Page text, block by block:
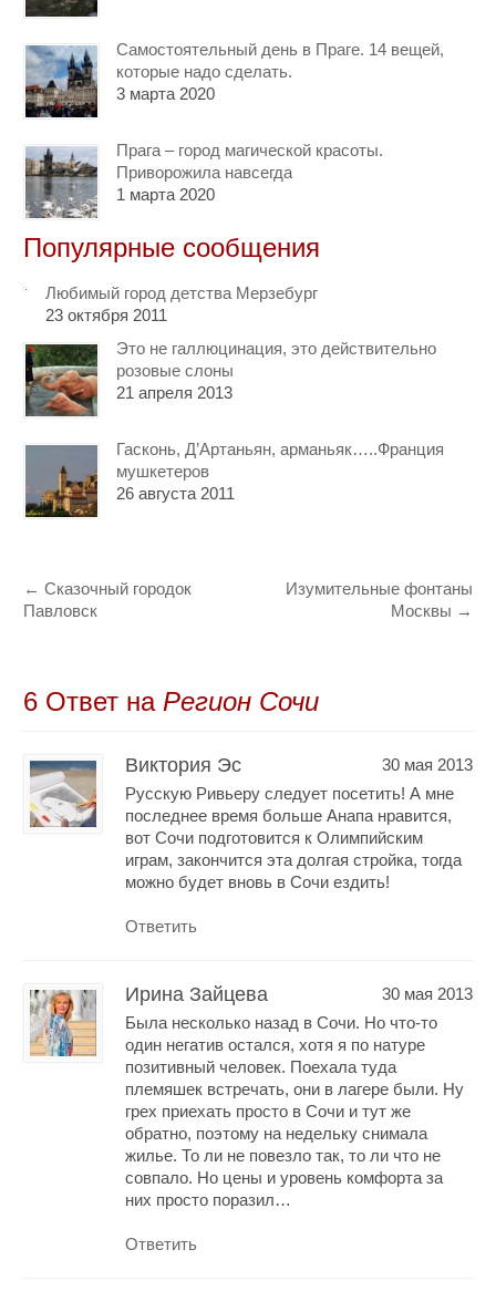
Самостоятельный день в Праге. 14 вещей,
которые надо сделать.
3 марта 2020
Прага – город магической красоты.
Приворожила навсегда
1 марта 2020
Популярные сообщения
Любимый город детства Мерзебург
23 октября 2011
Это не галлюцинация, это действительно
розовые слоны
21 апреля 2013
Гасконь, Д’Артаньян, арманьяк…..Франция
мушкетеров
26 августа 2011
← Сказочный городок
Павловск
Изумительные фонтаны
Москвы →
6 Oтвет на Регион Сочи
Виктория Эс
30 мая 2013
Русскую Ривьеру следует посетить! А мне
последнее время больше Анапа нравится,
вот Сочи подготовится к Олимпийским
играм, закончится эта долгая стройка, тогда
можно будет вновь в Сочи ездить!
Ответить
Ирина Зайцева
30 мая 2013
Была несколько назад в Сочи. Но что-то
один негатив остался, хотя я по натуре
позитивный человек. Поехала туда
племяшек встречать, они в лагере были. Ну
грех приехать просто в Сочи и тут же
обратно, поэтому на недельку снимала
жилье. То ли не повезло так, то ли что не
совпало. Но цены и уровень комфорта за
них просто поразил…
Ответить